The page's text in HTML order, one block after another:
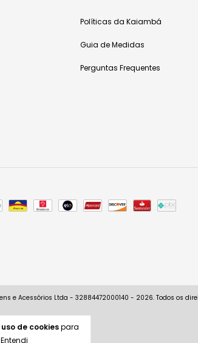
de cookiespara
Entendi
Políticas da Kaiambá
Guia de Medidas
Perguntas Frequentes
e Acessórios Ltda - 32884472000140 - 2026. Todos os